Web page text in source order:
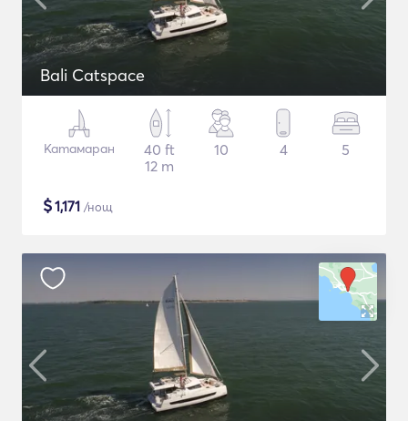
Bali Catspace
Катамаран
40 ft
12 m
10 4 5
$1,171 /нощ